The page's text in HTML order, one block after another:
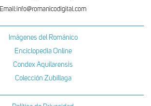
Email:info@romanicodigital.com
Imágenes del Románico
Enciclopedia Online
Condex Aquilarensis
Colección Zubillaga